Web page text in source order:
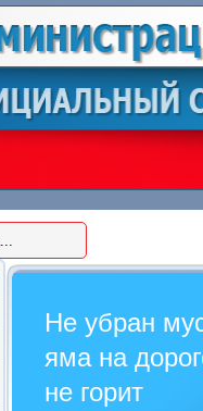
Не убран
яма на
не горит